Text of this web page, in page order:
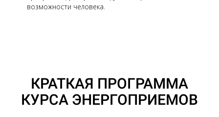
возможности человека.
КРАТКАЯ ПРОГРАММА
КУРСА ЭНЕРГОПРИЕМОВ